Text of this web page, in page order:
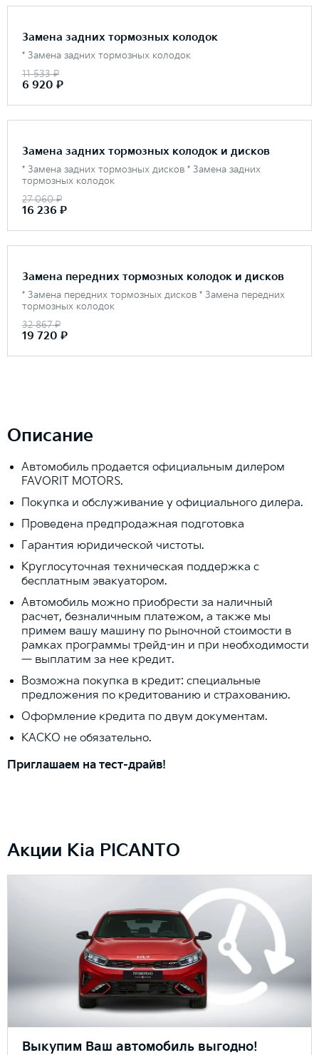
Замена задних тормозных колодок
* Замена задних тормозных колодок
11 533 ₽
6 920 ₽
Замена задних тормозных колодок и дисков
* Замена задних тормозных дисков * Замена задних
тормозных колодок
27 060 ₽
16 236 ₽
Замена передних тормозных колодок и дисков
* Замена передних тормозных дисков * Замена передних
тормозных колодок
32 867 ₽
19 720 ₽
Описание
Автомобиль продается официальным дилером
FAVORIT MOTORS.
Покупка и обслуживание у официального дилера.
Проведена предпродажная подготовка
Гарантия юридической чистоты.
Круглосуточная техническая поддержка с
бесплатным эвакуатором.
Автомобиль можно приобрести за наличный
расчет, безналичным платежом, а также мы
примем вашу машину по рыночной стоимости в
рамках программы трейд-ин и при необходимости
— выплатим за нее кредит.
Возможна покупка в кредит: специальные
предложения по кредитованию и страхованию.
Оформление кредита по двум документам.
КАСКО не обязательно.
Приглашаем на тест-драйв!
Акции Kia PICANTO
Выкупим Ваш автомобиль выгодно!